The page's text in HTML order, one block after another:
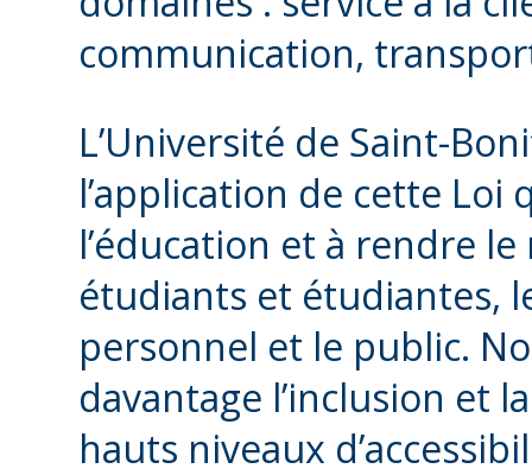
communication,
L’Université de Saint-
l’application de cette Loi
l’éducation et à rendre
étudiants et étudiantes,
personnel et le public.
davantage l’inclusion et
hauts niveaux